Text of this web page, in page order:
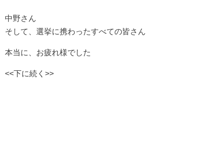
中野さん
そして、選挙に携わったすべての皆さん
本当に、お疲れ様でした
<<下に続く>>